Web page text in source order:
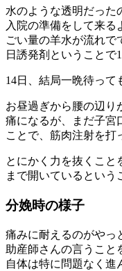
水のような透明だった
入院の準備をして来る
ごい量の羊水が流れで
日誘発剤ということで
14日、結局一晩待って
お昼過ぎから腰の辺り
痛になるが、まだ子宮
ことで、筋肉注射を打
とにかく力を抜くこと
まで開いているという
分娩時の様子
痛みに耐えるのがやっ
助産師さんの言うこと
自体は特に問題なく進